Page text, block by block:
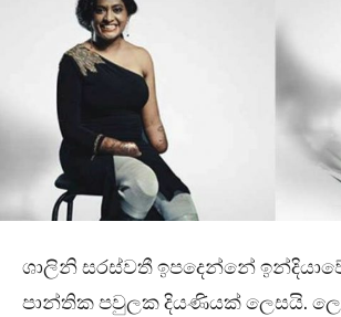
ශාලිනි සරස්වතී ඉපදෙන්නේ
පාන්තික පවුලක දියණියක් ලෙසයි.